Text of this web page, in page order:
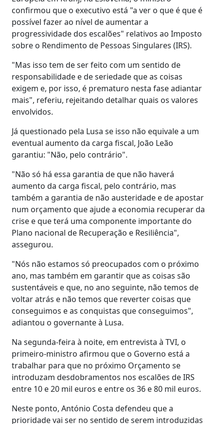
confirmou que o executivo está "a ver o que é que é
possível fazer ao nível de aumentar a
progressividade dos escalões" relativos ao Imposto
sobre o Rendimento de Pessoas Singulares (IRS).
"Mas isso tem de ser feito com um sentido de
responsabilidade e de seriedade que as coisas
exigem e, por isso, é prematuro nesta fase adiantar
mais", referiu, rejeitando detalhar quais os valores
envolvidos.
Já questionado pela Lusa se isso não equivale a um
eventual aumento da carga fiscal, João Leão
garantiu: "Não, pelo contrário".
"Não só há essa garantia de que não haverá
aumento da carga fiscal, pelo contrário, mas
também a garantia de não austeridade e de apostar
num orçamento que ajude a economia recuperar da
crise e que terá uma componente importante do
Plano nacional de Recuperação e Resiliência",
assegurou.
"Nós não estamos só preocupados com o próximo
ano, mas também em garantir que as coisas são
sustentáveis e que, no ano seguinte, não temos de
voltar atrás e não temos que reverter coisas que
conseguimos e as conquistas que conseguimos",
adiantou o governante à Lusa.
Na segunda-feira à noite, em entrevista à TVI, o
primeiro-ministro afirmou que o Governo está a
trabalhar para que no próximo Orçamento se
introduzam desdobramentos nos escalões de IRS
entre 10 e 20 mil euros e entre os 36 e 80 mil euros.
Neste ponto, António Costa defendeu que a
prioridade vai ser no sentido de serem introduzidas